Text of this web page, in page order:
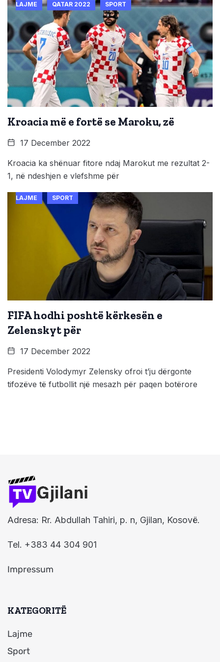
LAJME QATAR 2022 SPORT
Kroacia më e fortë se Maroku, zë
17 December 2022
Kroacia ka shënuar fitore ndaj Marokut me rezultat 2-
1, në ndeshjen e vlefshme për
LAJME SPORT
FIFA hodhi poshtë kërkesën e
Zelenskyt për
17 December 2022
Presidenti Volodymyr Zelensky ofroi t’ju dërgonte
tifozëve të futbollit një mesazh për paqen botërore
Adresa: Rr. Abdullah Tahiri, p. n, Gjilan, Kosovë.
Tel. +383 44 304 901
Impressum
KATEGORITË
Lajme
Sport